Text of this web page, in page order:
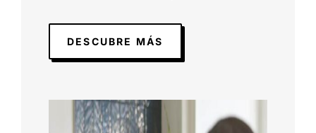
DESCUBRE MÁS